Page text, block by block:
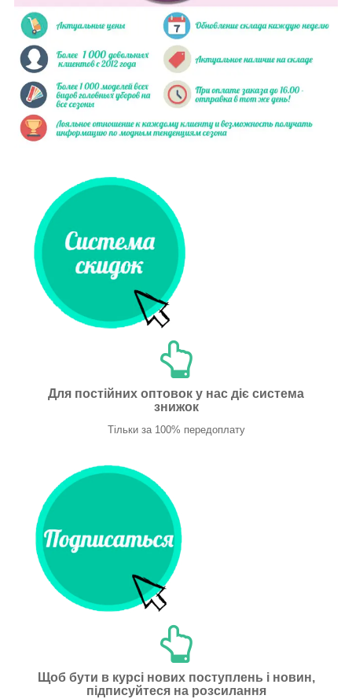
Для постійних оптовок у нас діє система
знижок
Тільки за 100% передоплату
Щоб бути в курсі нових поступлень і новин,
підписуйтеся на розсилання